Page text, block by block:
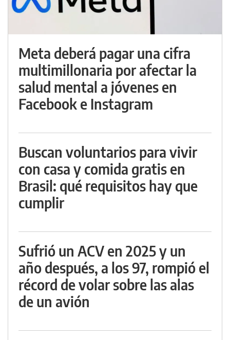
Meta deberá pagar una cifra
multimillonaria por afectar la
salud mental a jóvenes en
Facebook e Instagram
Buscan voluntarios para vivir
con casa y comida gratis en
Brasil: qué requisitos hay que
cumplir
Sufrió un ACV en 2025 y un
año después, a los 97, rompió el
récord de volar sobre las alas
de un avión